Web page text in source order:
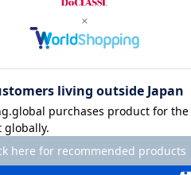
STYLING TIPS Vol.42
2026.7.16